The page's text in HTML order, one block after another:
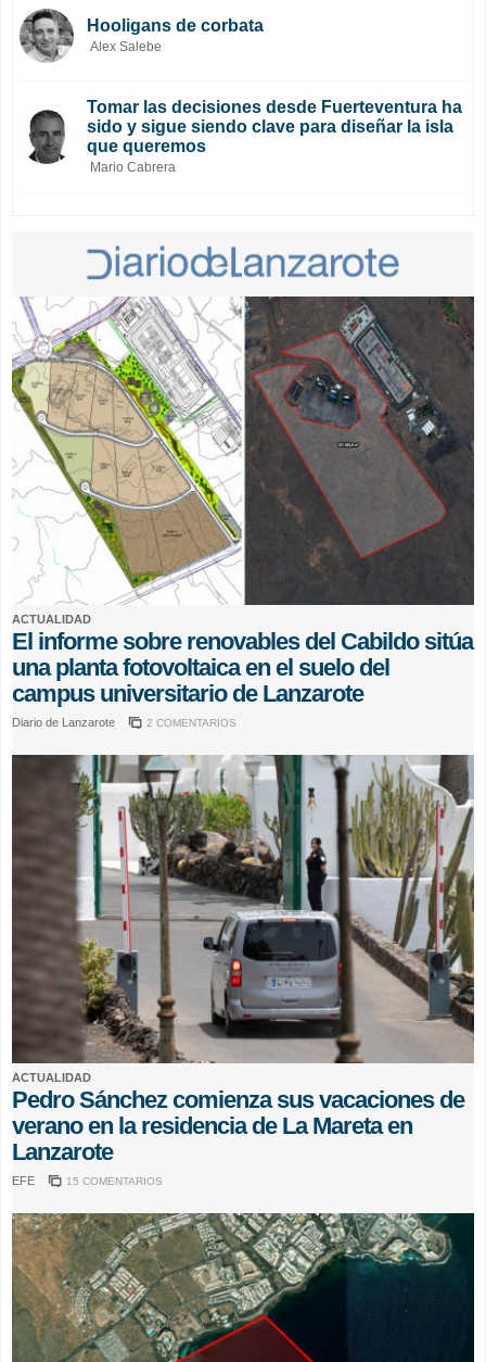
Hooligans de corbata
Alex Salebe
Tomar las decisiones desde Fuerteventura ha
sido y sigue siendo clave para diseñar la isla
que queremos
Mario Cabrera
ACTUALIDAD
El informe sobre renovables del Cabildo sitúa
una planta fotovoltaica en el suelo del
campus universitario de Lanzarote
Diario de Lanzarote 2 COMENTARIOS
ACTUALIDAD
Pedro Sánchez comienza sus vacaciones de
verano en la residencia de La Mareta en
Lanzarote
EFE 15 COMENTARIOS